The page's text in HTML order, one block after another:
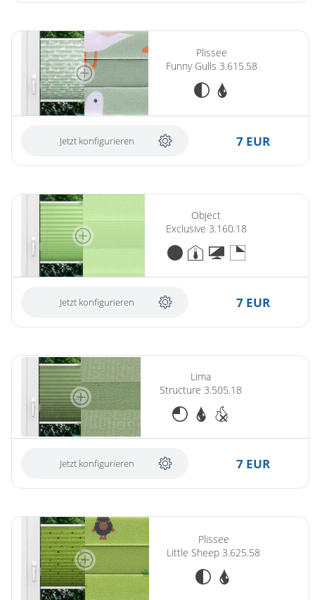
Plissee
Funny Gulls 3.615.58
Jetzt konfigurieren 7 EUR
Object
Exclusive 3.160.18
Jetzt konfigurieren 7 EUR
Lima
Structure 3.505.18
Jetzt konfigurieren 7 EUR
Plissee
Little Sheep 3.625.58